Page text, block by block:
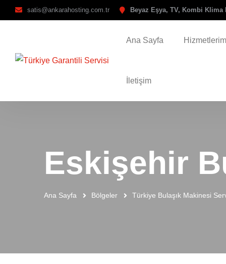
satis@ankarahosting.com.tr Beyaz Eşya, TV, Kombi Klima
Ana Sayfa
İletişim
Eskişehir
Ana Sayfa Bölgeler Türkiye Bulaşık Makinesi